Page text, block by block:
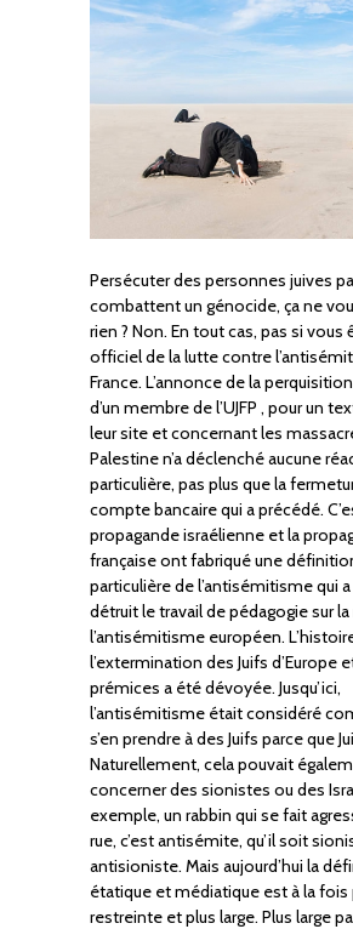
Persécuter des personnes juives
combattent un génocide, ça ne
rien ? Non. En tout cas, pas si vous
officiel de la lutte contre
France. L’annonce de la
d’un membre de l’UJFP , pour un
leur site et concernant les
Palestine n’a déclenché aucune
particulière, pas plus que la
compte bancaire qui a précédé.
propagande israélienne et la
française ont fabriqué une
particulière de l’antisémitisme qui
détruit le travail de pédagogie sur
l’antisémitisme européen.
l’extermination des Juifs d’Europe
prémices a été dévoyée. Jusqu’ici,
l’antisémitisme était considéré
s’en prendre à des Juifs parce que
Naturellement, cela pouvait
concerner des sionistes ou des
exemple, un rabbin qui se fait
rue, c’est antisémite, qu’il soit
antisioniste. Mais aujourd’hui la
étatique et médiatique est à la fois
restreinte et plus large. Plus large